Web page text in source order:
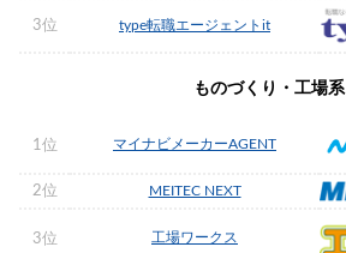
3位 type転職エージェントit
ものづくり・工場系
1位 マイナビメーカーAGENT
2位 MEITEC NEXT
3位 工場ワークス